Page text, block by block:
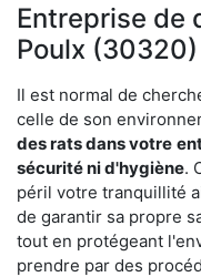
Entreprise de
Poulx (30320)
Il est normal de
celle de son
des rats dans votre
sécurité ni d'hygiène.
péril votre tranquillité
de garantir sa propre
tout en protégeant
prendre par des